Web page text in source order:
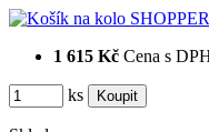
1 615 Kč Cena s
ks